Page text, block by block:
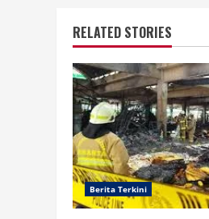
RELATED STORIES
Berita Terkini